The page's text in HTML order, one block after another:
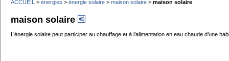
ACCUEIL > énergies > énergie solaire > maison solaire > maison solaire
maison solaire
L’énergie solaire peut participer au chauffage et à l’alimentation en eau chaude d’une